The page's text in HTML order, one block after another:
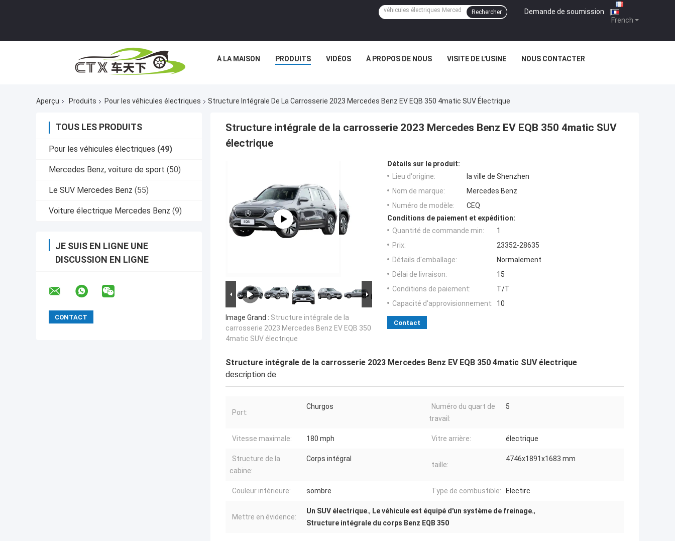
French
Demande de soumission |
Rechercher
À LA MAISON PRODUITS VIDÉOS À PROPOS DE NOUS VISITE DE L'USINE NOUS CONTACTER
Aperçu Produits Pour les véhicules électriques Structure Intégrale De La Carrosserie 2023 Mercedes Benz EV EQB 350 4matic SUV Électrique
TOUS LES PRODUITS
Pour les véhicules électriques (49)
Mercedes Benz, voiture de sport (50)
Le SUV Mercedes Benz (55)
Voiture électrique Mercedes Benz (9)
JE SUIS EN LIGNE UNE
DISCUSSION EN LIGNE
Structure intégrale de la carrosserie 2023 Mercedes Benz EV EQB 350 4matic SUV
électrique
Image Grand : Structure intégrale de la
carrosserie 2023 Mercedes Benz EV EQB 350
4matic SUV électrique
Détails sur le produit:
Lieu d'origine:
la ville de Shenzhen
Nom de marque:
Mercedes Benz
Numéro de modèle:
CEQ
Conditions de paiement et expédition:
Quantité de commande min:
1
Prix:
23352-28635
Détails d'emballage:
Normalement
Délai de livraison:
15
Conditions de paiement:
T/T
Capacité d'approvisionnement:
10
Contact
Structure intégrale de la carrosserie 2023 Mercedes Benz EV EQB 350 4matic SUV électrique
description de
Port:
Churgos
Numéro du quart de
travail:
5
Vitesse maximale: 180 mph Vitre arrière: électrique
Structure de la
cabine:
Corps intégral
taille:
4746x1891x1683 mm
Couleur intérieure: sombre Type de combustible: Electirc
Mettre en évidence:
Un SUV électrique., Le véhicule est équipé d'un système de freinage.,
Structure intégrale du corps Benz EQB 350